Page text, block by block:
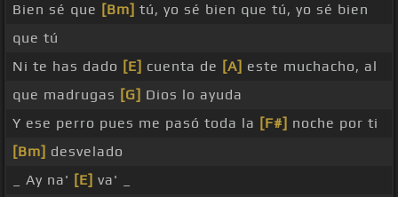
Bien sé que [Bm] tú, yo sé bien que tú, yo sé bien
que tú
Ni te has dado [E] cuenta de [A] este muchacho, al
que madrugas [G] Dios lo ayuda
Y ese perro pues me pasó toda la [F#] noche por ti
[Bm] desvelado
_ Ay na' [E] va' _